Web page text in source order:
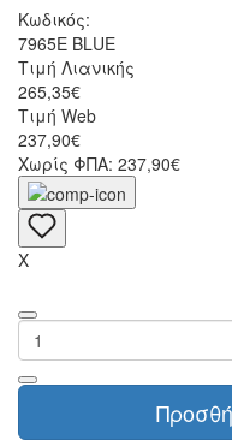
Κωδικός:
7965E BLUE
Τιμή Λιανικής
265,35€
Τιμή Web
237,90€
Χωρίς ΦΠΑ: 237,90€
X